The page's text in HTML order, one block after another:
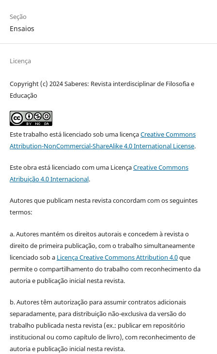
Seção
Ensaios
Licença
Copyright (c) 2024 Saberes: Revista interdisciplinar de Filosofia e
Educação
Este trabalho está licenciado sob uma licençaCreative Commons
Attribution-NonCommercial-ShareAlike 4.0 International License.
Este obra está licenciado com uma LicençaCreative Commons
Atribuição 4.0 Internacional.
Autores que publicam nesta revista concordam com os seguintes
termos:
a. Autores mantém os direitos autorais e concedem à revista o
direito de primeira publicação, com o trabalho simultaneamente
licenciado sob a Licença Creative Commons Attribution 4.0que
permite o compartilhamento do trabalho com reconhecimento da
autoria e publicação inicial nesta revista.
b. Autores têm autorização para assumir contratos adicionais
separadamente, para distribuição não-exclusiva da versão do
trabalho publicada nesta revista (ex.: publicar em repositório
institucional ou como capítulo de livro), com reconhecimento de
autoria e publicação inicial nesta revista.